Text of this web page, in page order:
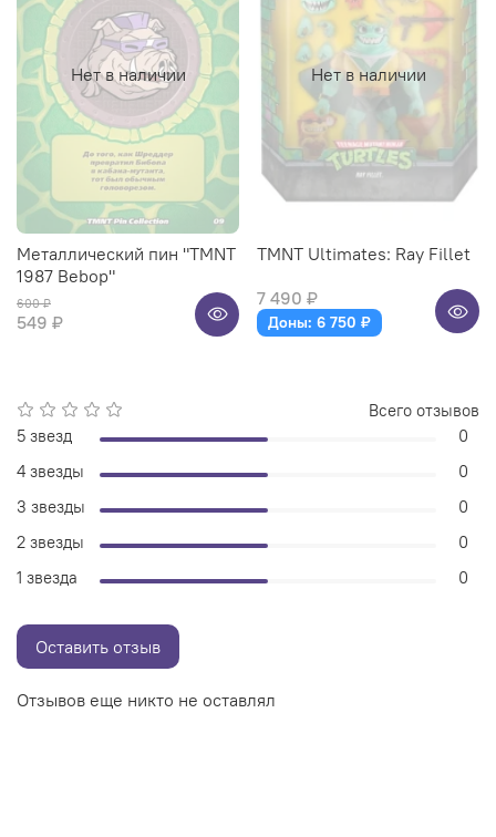
Нет в наличии
Металлический пин "TMNT
1987 Bebop"
600 ₽
549 ₽
Нет в наличии
TMNT Ultimates: Ray Fillet
7 490 ₽
Доны: 6 750 ₽
Отзывов еще никто не оставлял
Всего отзывов
5 звезд
0
4 звезды
0
3 звезды
0
2 звезды
0
1 звезда
0
Оставить отзыв